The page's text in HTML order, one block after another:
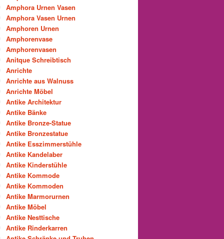
Amphora Urnen Vasen
Amphora Vasen Urnen
Amphoren Urnen
Amphorenvase
Amphorenvasen
Anitque Schreibtisch
Anrichte
Anrichte aus Walnuss
Anrichte Möbel
Antike Architektur
Antike Bänke
Antike Bronze-Statue
Antike Bronzestatue
Antike Esszimmerstühle
Antike Kandelaber
Antike Kinderstühle
Antike Kommode
Antike Kommoden
Antike Marmorurnen
Antike Möbel
Antike Nesttische
Antike Rinderkarren